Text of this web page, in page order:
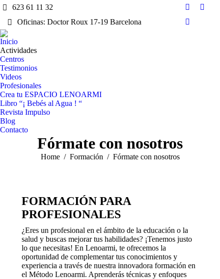
623 61 11 32
Oficinas: Doctor Roux 17-19 Barcelona
YouTube
page
Mail
Inicio
Actividades
Centros
Testimonios
Videos
Profesionales
Crea tu ESPACIO LENOARMI
Libro “¡ Bebés al Agua ! “
Revista Impulso
Blog
Contacto
Fórmate con nosotros
You are here:
Home Formación Fórmate con nosotros
FORMACIÓN PARA
PROFESIONALES
¿Eres un profesional en el ámbito de la educación o la
salud y buscas mejorar tus habilidades? ¡Tenemos justo
lo que necesitas! En Lenoarmi, te ofrecemos la
oportunidad de complementar tus conocimientos y
experiencia a través de nuestra innovadora formación en
el Método Lenoarmi. Aprenderás técnicas y enfoques